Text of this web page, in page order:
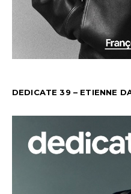
DEDICATE 39 – ETIENNE